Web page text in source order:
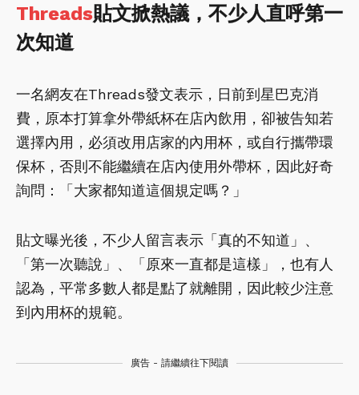
Threads貼文掀熱議，不少人直呼第一
次知道
一名網友在Threads發文表示，日前到星巴克消
費，原本打算拿外帶紙杯在店內飲用，卻被告知若
選擇內用，必須改用店家的內用杯，或自行攜帶環
保杯，否則不能繼續在店內使用外帶杯，因此好奇
詢問：「大家都知道這個規定嗎？」
貼文曝光後，不少人留言表示「真的不知道」、
「第一次聽說」、「原來一直都是這樣」，也有人
認為，平常多數人都是點了就離開，因此較少注意
到內用杯的規範。
廣告 - 請繼續往下閱讀